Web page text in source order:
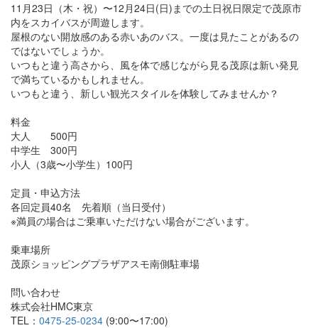
11月23日（木・祝）〜12月24日(日)までの土日祝日限定で茂原市
内をスカイバスが周遊します。
屋根のない開放感のある赤いあのバス。一度は見たことがあるの
ではないでしょうか。
いつもと違う高さから、風を体で感じながら見る茂原は新い発見
で満ちているかもしれません。
いつもと違う、新しい観光スタイルを体験してみませんか？
料金
大人 500円
中学生 300円
小人（3歳〜小学生）100円
定員・申込方法
各回定員40名 先着順（当日受付）
※満員の場合はご乗車いただけない場合がございます。
乗車場所
茂原ショッピングプラザアスモ南側駐車場
問い合わせ
株式会社HMC東京
TEL： 0475-25-0234 (9:00〜17:00)